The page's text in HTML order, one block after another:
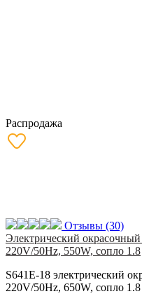
Распродажа
Отзывы (30)
Электрический
220V/50Hz, 550W, сопло 1.8
S641E-18 электрический
220V/50Hz, 650W, сопло 1.8